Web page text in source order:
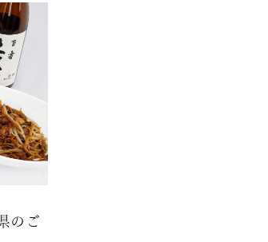
のご